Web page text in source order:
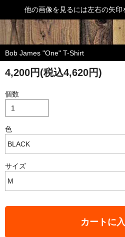
他の画像を見るには左右の矢印
Bob James "One" T-Shirt
4,200円(税込4,620円)
個数
色
サイズ
カートに